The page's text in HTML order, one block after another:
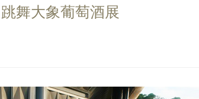
舞大象葡萄酒展